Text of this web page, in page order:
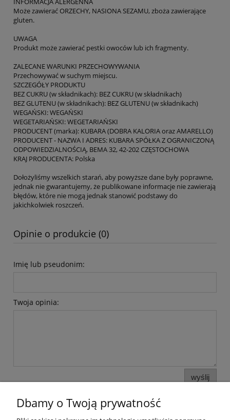
Może zawierać ORZECHY, NASIONA SEZAMU, zboża zawierające
gluten.
UWAGA
Produkt może zawierać pestki owoców lub ich fragmenty.
ZALECANE WARUNKI PRZECHOWYWANIA
Przechowywać w suchym miejscu.
SZCZEGÓŁY PRODUKTU
BEZ CUKRU (w składnikach): BEZ CUKRU (w składnikach)
BEZ GLUTENU (w składnikach): BEZ GLUTENU (w składnikach)
WEGAŃSKI: WEGAŃSKI
WEGETARIAŃSKI: WEGETARIAŃSKI
PRODUCENT (marka): KUBARA (DOBRA KALORIA oraz AMARELLO)
PRODUCENT - NAZWA I ADRES: KUBARA SPÓŁKA Z OGRANICZONĄ
ODPOWIEDZIALNOŚCIĄ, BEMA 32, 42-202 CZĘSTOCHOWA
KRAJ PRODUCENTA: Polska
Dołożyliśmy wszelkich starań, aby powyższe dane były poprawne,
jednak nie gwarantujemy, że publikowane informacje nie zawierają
błędów, które nie mogą jednak stanowić podstawy do
jakichkolwiek roszczeń.
Opinie o produkcie (0)
Imię lub pseudonim:
Twoja opinia:
wyślij
Dbamy o Twoją prywatność